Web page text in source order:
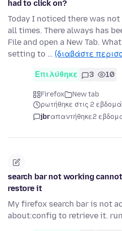
had to click on?
Today I noticed there was
all times. There always has
File and open a New Tab.
setting to … (διαβάστε
Επιλύθηκε 3 10
Firefox
New tab
ρωτήθηκε στις 2
jbrαπαντήθηκε2
search bar not working
restore it
My firefox search bar is not
about:config to retrieve it.